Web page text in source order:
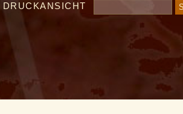
DRUCKANSICHT